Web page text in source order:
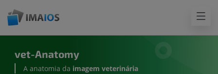
vet-Anatomy
A anatomia da imagem veterinária